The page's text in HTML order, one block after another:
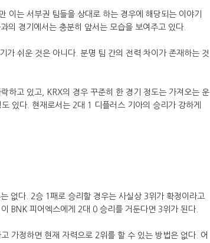
이는 서부권 팀들을 상대로 하는 경우에 해당되는 이야기
의 경기에서는 충분히 앞서는 모습을 보여주고 있다.
가 쉬운 것은 아니다. 분명 팀 간의 전력 차이가 존재하는 것
하고 있고, KRX의 경우 꾸준히 한 경기 정도는 가져오는 운
있다. 현재로서는 2대 1 디플러스 기아의 승리가 강하게
없다. 2승 1패로 승리할 경우는 사실상 3위가 확정이라고
BNK 피어엑스에게 2대 0 승리를 거둔다면 3위가 된다.
가정하면 현재 자력으로 2위를 할 수 있는 방법은 없다. 어